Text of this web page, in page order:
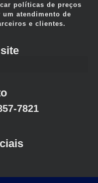
políticas de preços
um atendimento de
e clientes.
7821